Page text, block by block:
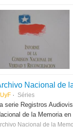
Nacional de
Séries
serie Registros
de la Memoria
Nacional de la